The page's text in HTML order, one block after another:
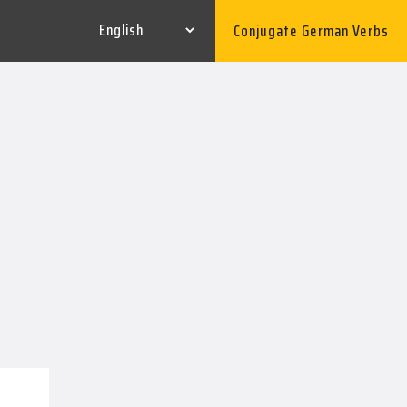
Conjugate German Verbs